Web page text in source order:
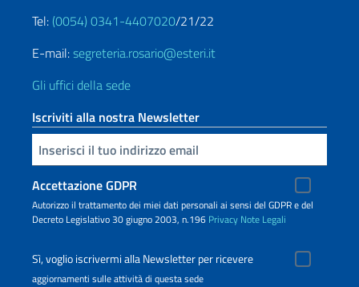
Tel: (0054) 0341-4407020/21/22
E-mail:segreteria.rosario@esteri.it
Gli uffici della sede
Iscriviti alla nostra Newsletter
Inserisci la tua email
Accettazione GDPR
Autorizzo il trattamento dei miei dati personali ai sensi del GDPR e del
Decreto Legislativo 30 giugno 2003, n.196 Privacy Note Legali
Sì, voglio iscrivermi alla Newsletter per ricevere
aggiornamenti sulle attività di questa sede